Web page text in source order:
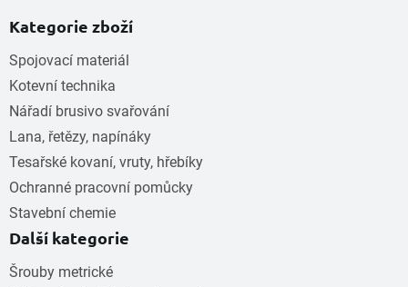
Kategorie zboží
Spojovací materiál
Kotevní technika
Nářadí brusivo svařování
Lana, řetězy, napínáky
Tesařské kovaní, vruty, hřebíky
Ochranné pracovní pomůcky
Stavební chemie
Další kategorie
Šrouby metrické